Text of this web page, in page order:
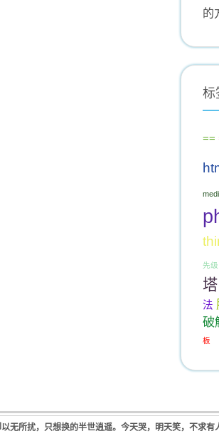
的
标
==
先级
塔
法
破
板
无所扰，只想换的半世逍遥。今天哭，明天笑，不求有